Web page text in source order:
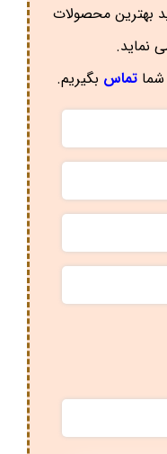
بهترین محصولات
نماید.
شماتماس بگیریم.